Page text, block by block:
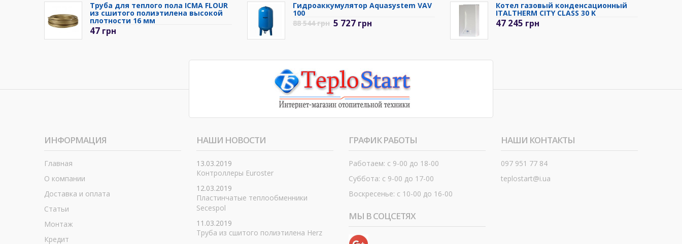
Труба для теплого пола ICMA FLOUR
из сшитого полиэтилена высокой
плотности 16 мм
47 грн
Гидроаккумулятор Aquasystem VAV
100
88 544грн 5 727 грн
Котел газовый конденсационный
ITALTHERM CITY CLASS 30 K
47 245 грн
ИНФОРМАЦИЯ
Главная
О компании
Доставка и оплата
Статьи
Монтаж
Кредит
НАШИ НОВОСТИ
13.03.2019
Контроллеры Euroster
12.03.2019
Пластинчатые теплообменники
Secespol
11.03.2019
Труба из сшитого полиэтилена Herz
ГРАФИК РАБОТЫ
Работаем: с 9-00 до 18-00
Суббота: с 9-00 до 17-00
Воскресенье: с 10-00 до 16-00
МЫ В СОЦСЕТЯХ
НАШИ КОНТАКТЫ
097 951 77 84
teplostart@i.ua